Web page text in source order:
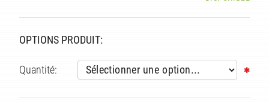
OPTIONS PRODUIT:
Quantité: